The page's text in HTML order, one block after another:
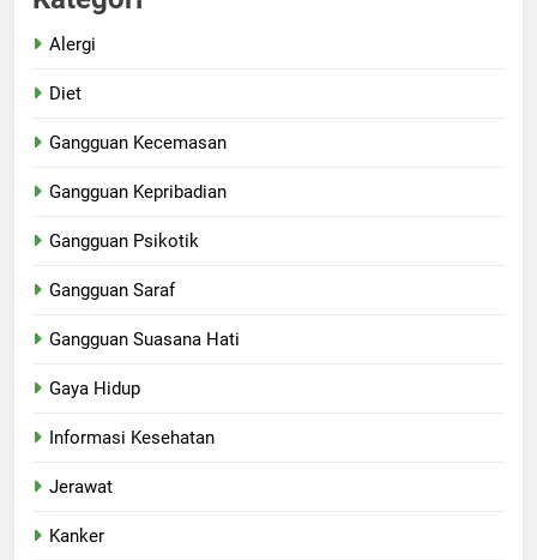
Alergi
Diet
Gangguan Kecemasan
Gangguan Kepribadian
Gangguan Psikotik
Gangguan Saraf
Gangguan Suasana Hati
Gaya Hidup
Informasi Kesehatan
Jerawat
Kanker